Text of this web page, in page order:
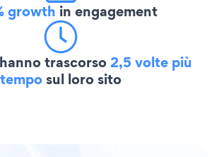
growth in engagement
trascorso2,5 volte più
temposul loro sito